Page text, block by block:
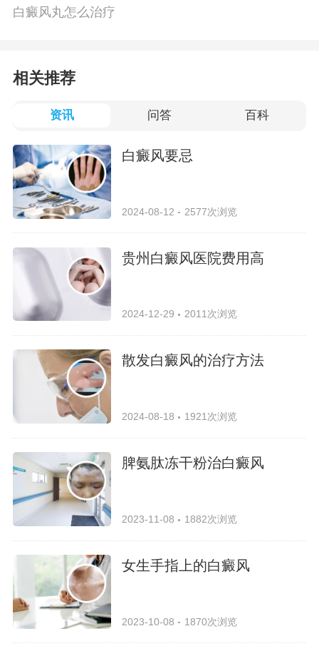
白癜风丸怎么治疗
相关推荐
资讯 问答 百科
白癜风要忌
2024-08-12 2577次浏览
贵州白癜风医院费用高
2024-12-29 2011次浏览
散发白癜风的治疗方法
2024-08-18 1921次浏览
脾氨肽冻干粉治白癜风
2023-11-08 1882次浏览
女生手指上的白癜风
2023-10-08 1870次浏览